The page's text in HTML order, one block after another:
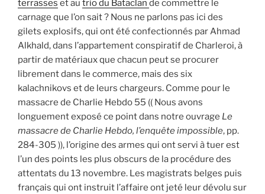
terrasses et au trio du Bataclan de commettre le
carnage que l’on sait ? Nous ne parlons pas ici des
gilets explosifs, qui ont été confectionnés par Ahmad
Alkhald, dans l’appartement conspiratif de Charleroi, à
partir de matériaux que chacun peut se procurer
librement dans le commerce, mais des six
kalachnikovs et de leurs chargeurs. Comme pour le
massacre de Charlie Hebdo 55 (( Nous avons
longuement exposé ce point dans notre ouvrage Le
massacre de Charlie Hebdo, l’enquête impossible, pp.
284-305 )), l’origine des armes qui ont servi à tuer est
l’un des points les plus obscurs de la procédure des
attentats du 13 novembre. Les magistrats belges puis
français qui ont instruit l’affaire ont jeté leur dévolu sur